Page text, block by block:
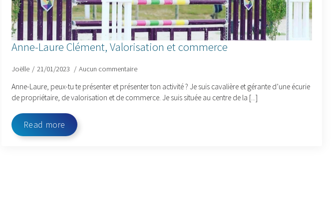
Anne-Laure Clément, Valorisation et commerce
Joëlle 21/01/2023 Aucun commentaire
Anne-Laure, peux-tu te présenter et présenter ton activité ? Je suis cavalière et gérante d’une écurie
de propriétaire, de valorisation et de commerce. Je suis située au centre de la [...]
Read more